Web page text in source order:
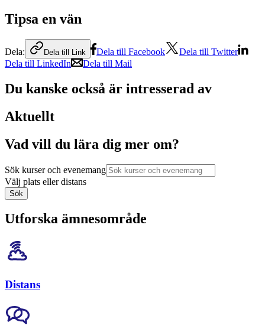
Tipsa en vän
Dela: Dela till Link Dela till Facebook
Dela till Twitter
Dela till LinkedIn
Dela till Mail
Du kanske också är intresserad av
Aktuellt
Vad vill du lära dig mer om?
Sök kurser och evenemang
Välj plats eller distans
Sök
Utforska ämnesområde
Distans